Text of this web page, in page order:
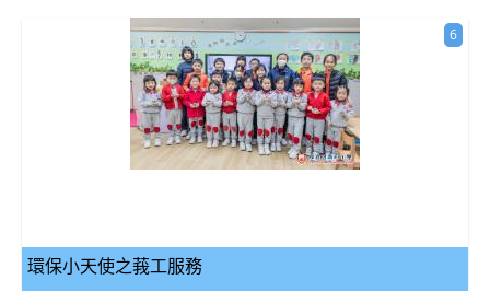
環保小天使之莪工服務
6